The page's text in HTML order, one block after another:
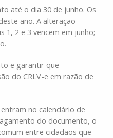
até o dia 30 de junho. Os
ano. A alteração
1, 2 e 3 vencem em junho;
e garantir que
do CRLV-e em razão de
no calendário de
do documento, o
entre cidadãos que